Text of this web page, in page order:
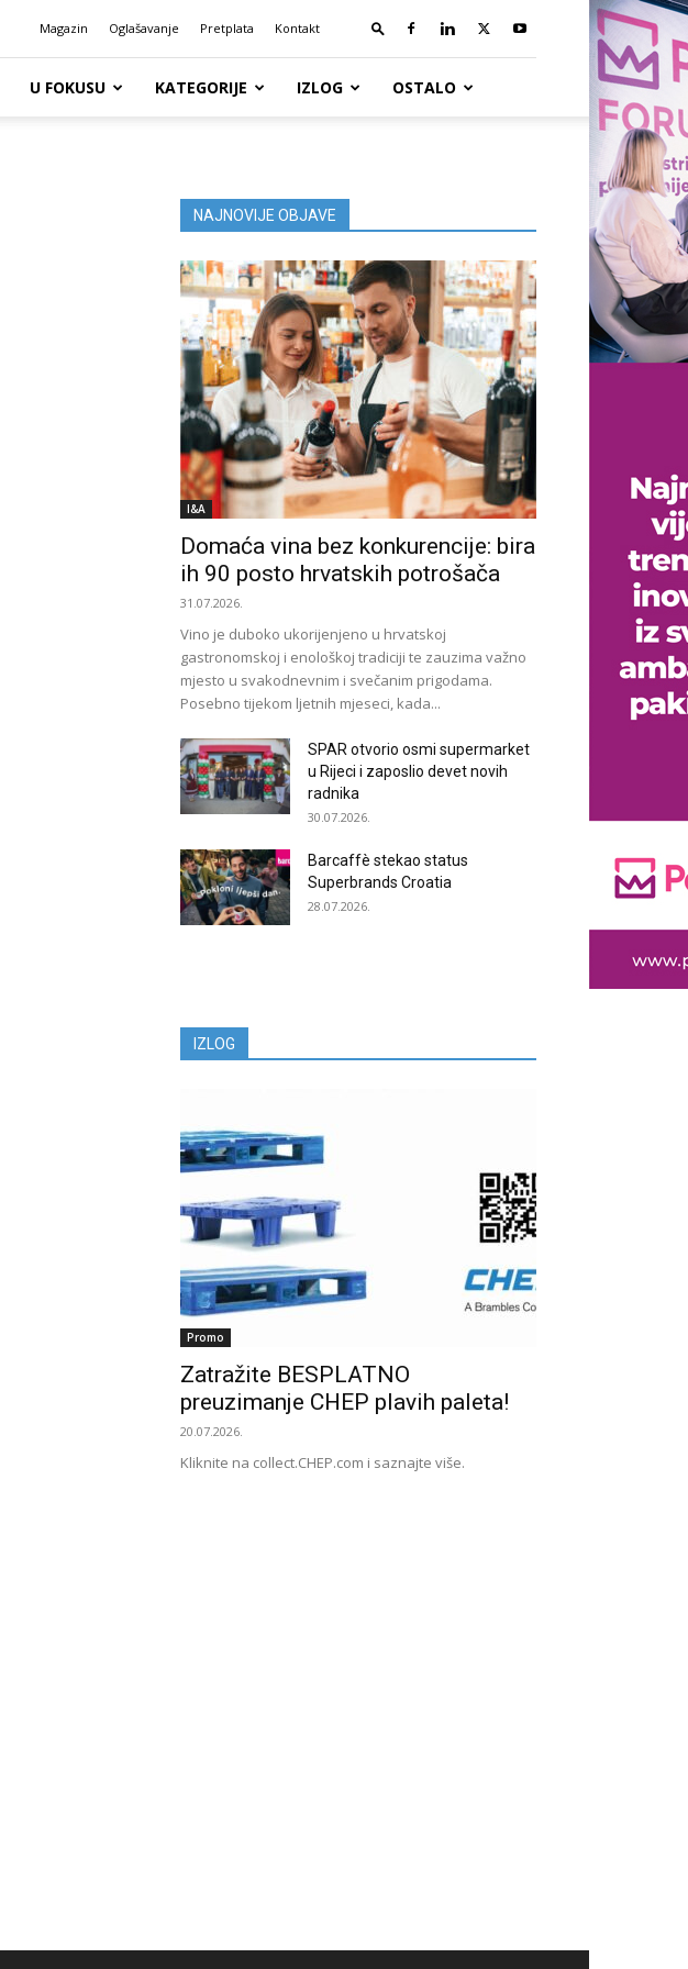
Magazin Oglašavanje Pretplata Kontakt
U FOKUSU KATEGORIJE IZLOG OSTALO
NAJNOVIJE OBJAVE
I&A
Domaća vina bez konkurencije: bira
ih 90 posto hrvatskih potrošača
31.07.2026.
Vino je duboko ukorijenjeno u hrvatskoj
gastronomskoj i enološkoj tradiciji te zauzima važno
mjesto u svakodnevnim i svečanim prigodama.
Posebno tijekom ljetnih mjeseci, kada...
SPAR otvorio osmi supermarket
u Rijeci i zaposlio devet novih
radnika
30.07.2026.
Barcaffè stekao status
Superbrands Croatia
28.07.2026.
IZLOG
Promo
Zatražite BESPLATNO
preuzimanje CHEP plavih paleta!
20.07.2026.
Kliknite na collect.CHEP.com i saznajte više.